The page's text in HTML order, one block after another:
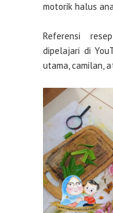
motorik halus
Referensi
dipelajari di
utama, camilan,